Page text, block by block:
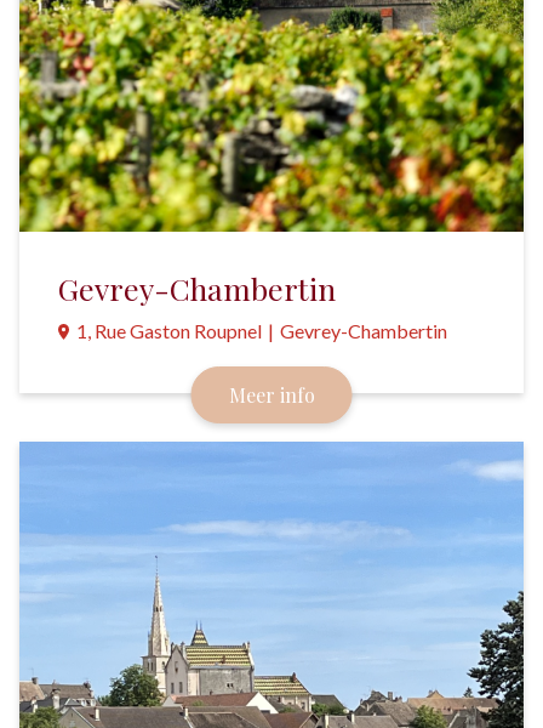
Gevrey-Chambertin
1, Rue Gaston Roupnel | Gevrey-Chambertin
Van de 33 grand cru wijnen uit Bourdondië, worden
er 9 in Gevrey-Chambertin gemaakt.
Meer info